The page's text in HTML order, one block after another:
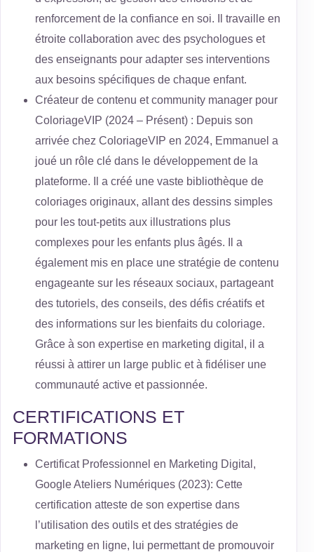
renforcement de la confiance en soi. Il travaille en
étroite collaboration avec des psychologues et
des enseignants pour adapter ses interventions
aux besoins spécifiques de chaque enfant.
Créateur de contenu et community manager pour
ColoriageVIP (2024 – Présent) : Depuis son
arrivée chez ColoriageVIP en 2024, Emmanuel a
joué un rôle clé dans le développement de la
plateforme. Il a créé une vaste bibliothèque de
coloriages originaux, allant des dessins simples
pour les tout-petits aux illustrations plus
complexes pour les enfants plus âgés. Il a
également mis en place une stratégie de contenu
engageante sur les réseaux sociaux, partageant
des tutoriels, des conseils, des défis créatifs et
des informations sur les bienfaits du coloriage.
Grâce à son expertise en marketing digital, il a
réussi à attirer un large public et à fidéliser une
communauté active et passionnée.
CERTIFICATIONS ET
FORMATIONS
Certificat Professionnel en Marketing Digital,
Google Ateliers Numériques (2023): Cette
certification atteste de son expertise dans
l’utilisation des outils et des stratégies de
marketing en ligne, lui permettant de promouvoir